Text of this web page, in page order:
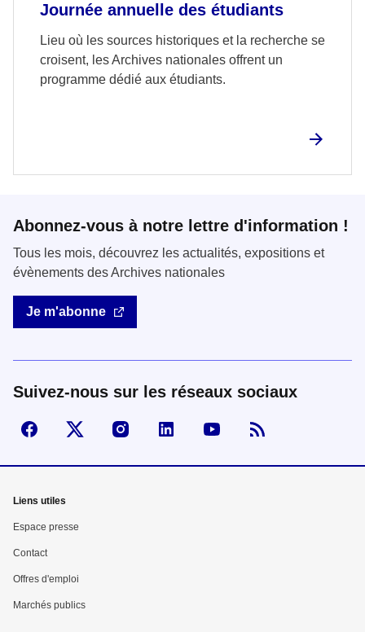
Journée annuelle des étudiants
Lieu où les sources historiques et la recherche se
croisent, les Archives nationales offrent un
programme dédié aux étudiants.
Abonnez-vous à notre lettre d'information !
Tous les mois, découvrez les actualités, expositions et
évènements des Archives nationales
Je m'abonne
Suivez-nous sur les réseaux sociaux
Suivez-nous sur Facebook
Visiter la page XVisiter la page Instagram
linkedin Youtube
Mega
menu
Pied
de
page
Liens utiles
Espace presse
Contact
Offres d'emploi
Marchés publics